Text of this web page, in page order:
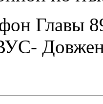
Главы